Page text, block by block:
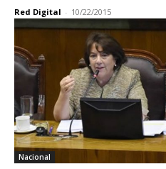
Red Digital - 10/22/2015
Nacional